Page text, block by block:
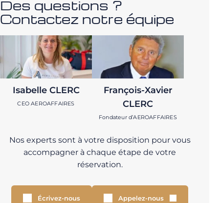
Des questions ?
Contactez notre équipe
Isabelle CLERC
CEO AEROAFFAIRES
François-Xavier
CLERC
Fondateur d’AEROAFFAIRES
Nos experts sont à votre disposition pour vous
accompagner à chaque étape de votre
réservation.
Écrivez-nous Appelez-nous